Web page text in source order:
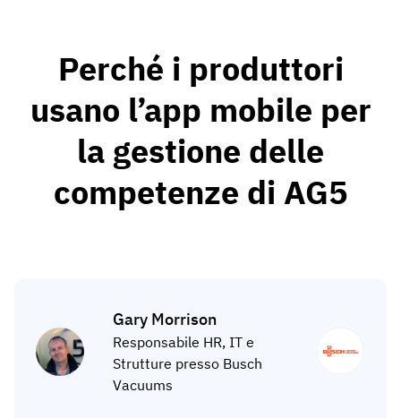
Perché i produttori
usano l’app mobile per
la gestione delle
competenze di AG5
Gary Morrison
Responsabile HR, IT e
Strutture presso Busch
Vacuums